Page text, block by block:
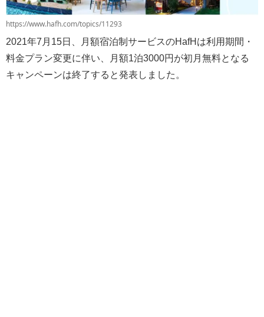
https://www.hafh.com/topics/11293
2021年7月15日、月額宿泊制サービスのHafHは利用期間・
料金プラン変更に伴い、月額1泊3000円が初月無料となる
キャンペーンは終了すると発表しました。